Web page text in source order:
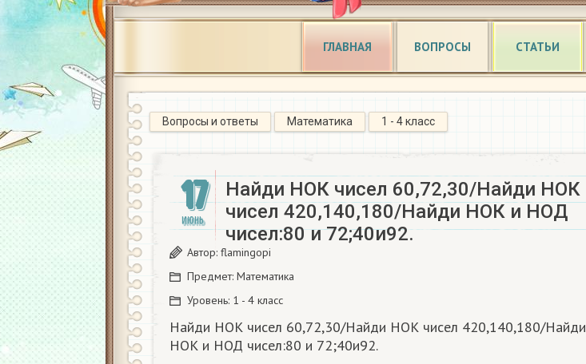
ГЛАВНАЯ ВОПРОСЫ СТАТЬИ
Вопросы и ответы Математика 1 - 4 класс
17
ИЮНЬ
Найди НОК чисел 60,72,30/Найди НОК
чисел 420,140,180/Найди НОК и НОД
чисел:80 и 72;40и92.
Автор: flamingopi
Предмет: Математика
Уровень: 1 - 4 класс
Найди НОК чисел 60,72,30/Найди НОК чисел 420,140,180/Найди
НОК и НОД чисел:80 и 72;40и92.